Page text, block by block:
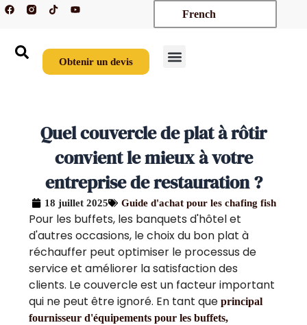
Aller
F
a
T
i
k
Y
o
b
e
French
Obtenir un devis
Quel couvercle de plat à rôtir
convient le mieux à votre
entreprise de restauration ?
18 juillet 2025 Guide d'achat pour les chafing fish
Pour les buffets, les banquets d'hôtel et
d'autres occasions, le choix du bon plat à
réchauffer peut optimiser le processus de
service et améliorer la satisfaction des
clients. Le couvercle est un facteur important
qui ne peut être ignoré. En tant que principal
fournisseur d'équipements pour les buffets,